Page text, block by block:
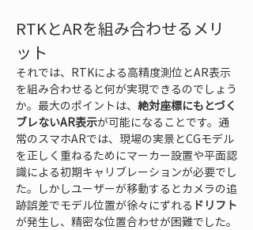
RTKとARを組み合わせるメリ
ット
それでは、RTKによる高精度測位とAR表示
を組み合わせると何が実現できるのでしょう
か。最大のポイントは、 絶対座標にもとづく
ブレないAR表示が可能になることです。通
常のスマホARでは、現場の実景とCGモデル
を正しく重ねるためにマーカー設置や平面認
識による初期キャリブレーションが必要でし
た。しかしユーザーが移動するとカメラの追
跡誤差でモデル位置が徐々にずれる ドリフト
が発生し、精密な位置合わせが困難でした。